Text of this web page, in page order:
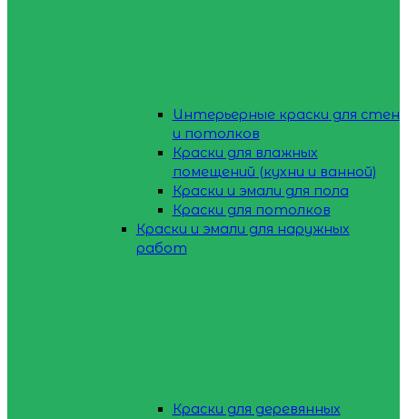
Интерьерные краски для стен
и потолков
Краски для влажных
помещений (кухни и ванной)
Краски и эмали для пола
Краски для потолков
Краски и эмали для наружных
работ
Краски для деревянных